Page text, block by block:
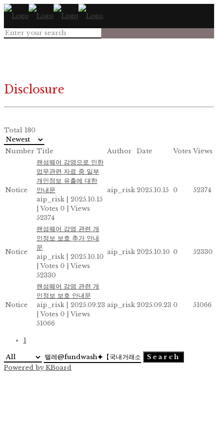
Disclosure
Total 180
Number Title Author Date Votes Views
Notice
랜섬웨어 감염으로 인한
업무관련 자료 중 일부
개인정보 유출에 대한
안내문
aip_risk
2025.10.15
Votes 0
Views
52374
aip_risk 2025.10.15 0 52374
Notice
랜섬웨어 감염 관련 개
인정보 보호 추가 안내
문
aip_risk
2025.10.10
Votes 0
Views
52330
aip_risk 2025.10.10 0 52330
Notice
랜섬웨어 감염 관련 개
인정보 보호 안내문
aip_risk
2025.09.23
Votes 0
Views
51066
aip_risk 2025.09.23 0 51066
1
Search
Powered by KBoard